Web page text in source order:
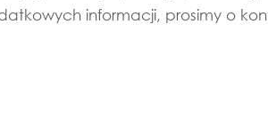
informacji, prosimy o